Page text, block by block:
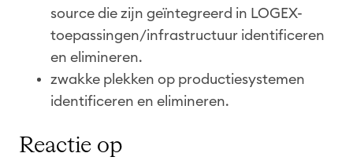
source die zijn geïntegreerd in LOGEX-
toepassingen/infrastructuur identificeren
en elimineren.
zwakke plekken op productiesystemen
identificeren en elimineren.
Reactie op